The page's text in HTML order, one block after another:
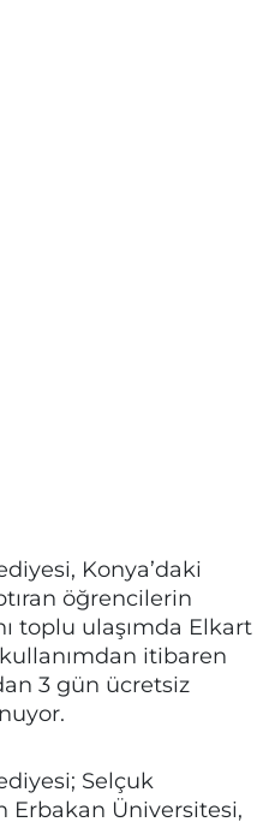
Konya’daki
öğrencilerin
toplu ulaşımda Elkart
itibaren
3 gün ücretsiz
Selçuk
Erbakan Üniversitesi,